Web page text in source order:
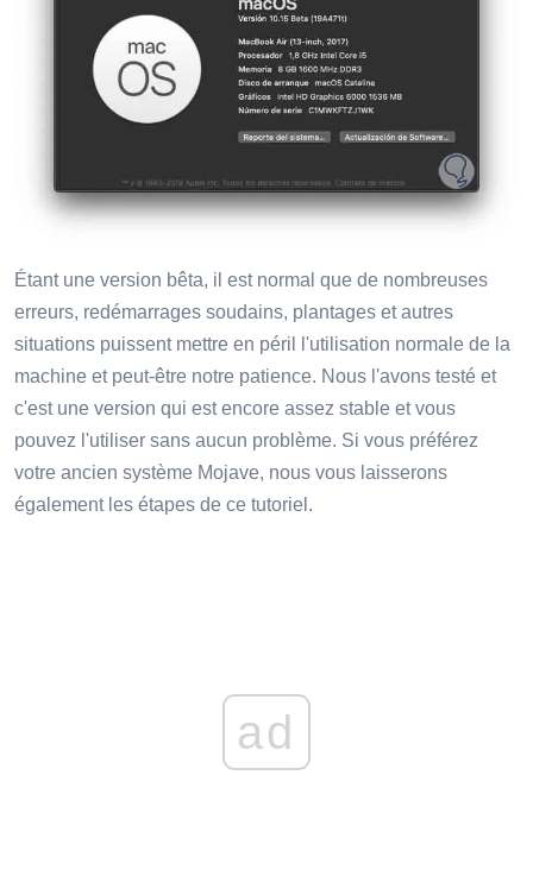
Étant une version bêta, il est normal que de nombreuses
erreurs, redémarrages soudains, plantages et autres
situations puissent mettre en péril l'utilisation normale de la
machine et peut-être notre patience. Nous l'avons testé et
c'est une version qui est encore assez stable et vous
pouvez l'utiliser sans aucun problème. Si vous préférez
votre ancien système Mojave, nous vous laisserons
également les étapes de ce tutoriel.
ad